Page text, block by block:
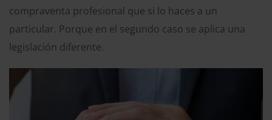
compraventa profesional que si lo haces a un
particular. Porque en el segundo caso se aplica una
legislación diferente.